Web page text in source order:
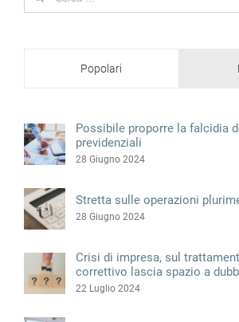
for:
Popolari
Possibile proporre la falcidia
previdenziali
28 Giugno 2024
Stretta sulle operazioni
28 Giugno 2024
Crisi di impresa, sul
correttivo lascia spazio a
22 Luglio 2024